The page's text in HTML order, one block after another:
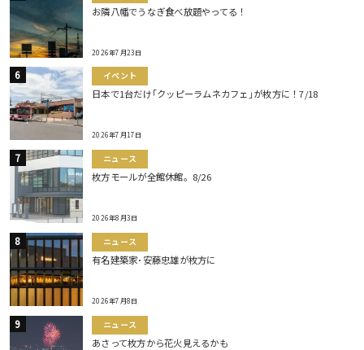
お隣八幡でうなぎ食べ放題やってる！
2026年7月23日
イベント
日本で1台だけ｢クッピーラムネカフェ｣が枚方に！7/18
2026年7月17日
ニュース
枚方モールが全館休館。8/26
2026年8月3日
ニュース
有名建築家･安藤忠雄が枚方に
2026年7月8日
ニュース
あさって枚方から花火見えるかも